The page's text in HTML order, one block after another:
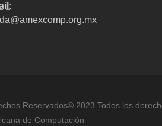
Reservados© 2023 Todos los
de Computación